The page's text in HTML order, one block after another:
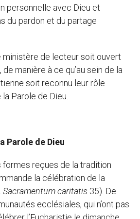
personnelle avec Dieu et
du pardon et du partage
ministère de lecteur soit ouvert
manière à ce qu’au sein de la
soit reconnu leur rôle
Parole de Dieu.
la Parole de Dieu
formes reçues de la tradition
la célébration de la
Sacramentum caritatis 35). De
ecclésiales, qui n’ont pas